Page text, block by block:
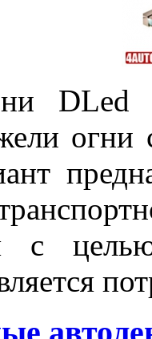
DLed
огни
с